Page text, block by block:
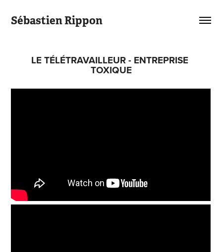
Sébastien Rippon
LE TÉLÉTRAVAILLEUR - ENTREPRISE
TOXIQUE